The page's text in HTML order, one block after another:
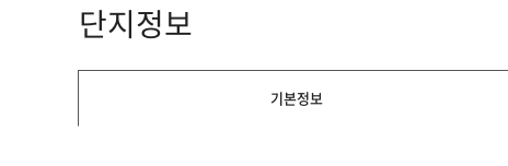
단지정보
기본정보